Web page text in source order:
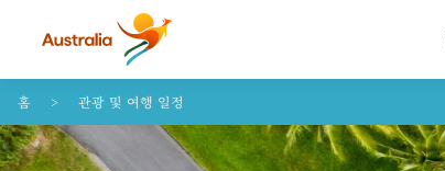
콘텐트로 건너뛰기
꼬리말 내비게이션으로 건너뛰기
홈 관광 및 여행 일정